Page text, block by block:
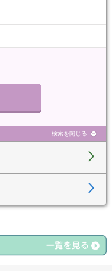
検索を閉じる